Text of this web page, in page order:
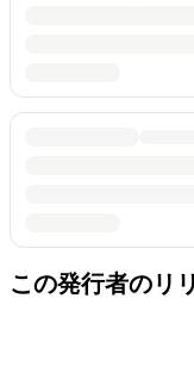
この発行者のリ